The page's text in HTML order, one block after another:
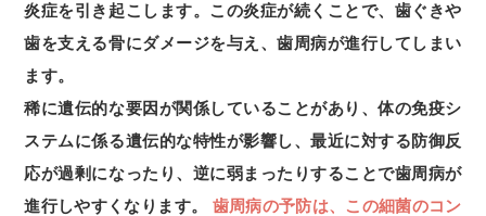
炎症を引き起こします。この炎症が続くことで、歯ぐきや
歯を支える骨にダメージを与え、歯周病が進行してしまい
ます。
稀に遺伝的な要因が関係していることがあり、体の免疫シ
ステムに係る遺伝的な特性が影響し、最近に対する防御反
応が過剰になったり、逆に弱まったりすることで歯周病が
進行しやすくなります。 歯周病の予防は、この細菌のコン